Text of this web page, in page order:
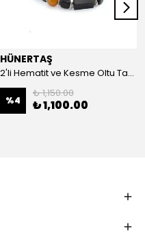
HÜNERTAŞ
2'li Hematit ve Kesme Oltu Taşı Bileklik
%4
₺ 1,150.00
₺ 1,100.00